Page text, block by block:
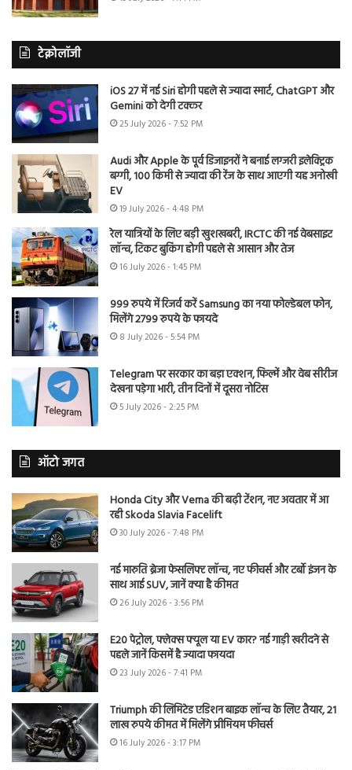
टेक्नोलॉजी
iOS 27 में नई Siri होगी पहले से ज्यादा स्मार्ट, ChatGPT और
Gemini को देगी टक्कर
25 July 2026 - 7:52 PM
Audi और Apple के पूर्व डिजाइनरों ने बनाई लग्जरी इलेक्ट्रिक
बग्गी, 100 किमी से ज्यादा की रेंज के साथ आएगी यह अनोखी
EV
19 July 2026 - 4:48 PM
रेल यात्रियों के लिए बड़ी खुशखबरी, IRCTC की नई वेबसाइट
लॉन्च, टिकट बुकिंग होगी पहले से आसान और तेज
16 July 2026 - 1:45 PM
999 रुपये में रिजर्व करें Samsung का नया फोल्डेबल फोन,
मिलेंगे 2799 रुपये के फायदे
8 July 2026 - 5:54 PM
Telegram पर सरकार का बड़ा एक्शन, फिल्में और वेब सीरीज
देखना पड़ेगा भारी, तीन दिनों में दूसरा नोटिस
5 July 2026 - 2:25 PM
ऑटो जगत
Honda City और Verna की बढ़ी टेंशन, नए अवतार में आ
रही Skoda Slavia Facelift
30 July 2026 - 7:48 PM
नई मारुति ब्रेजा फेसलिफ्ट लॉन्च, नए फीचर्स और टर्बो इंजन के
साथ आई SUV, जानें क्या है कीमत
26 July 2026 - 3:56 PM
E20 पेट्रोल, फ्लेक्स फ्यूल या EV कार? नई गाड़ी खरीदने से
पहले जानें किसमें है ज्यादा फायदा
23 July 2026 - 7:41 PM
Triumph की लिमिटेड एडिशन बाइक लॉन्च के लिए तैयार, 21
लाख रुपये कीमत में मिलेंगे प्रीमियम फीचर्स
16 July 2026 - 3:17 PM